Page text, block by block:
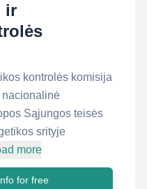
ir
kontrolės komisija
nacionalinė
Sąjungos teisės
srityje
more
for free